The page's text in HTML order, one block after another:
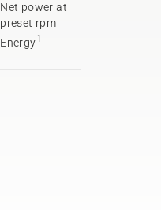
Net power at
preset rpm
Energy1